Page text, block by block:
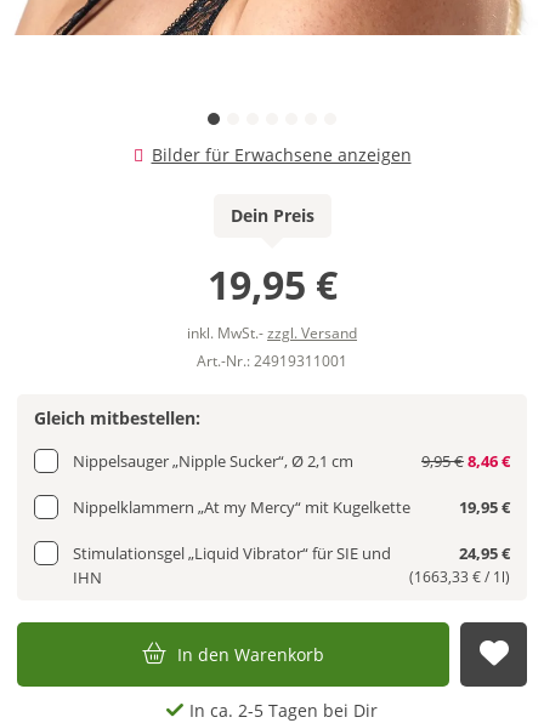
Bilder für Erwachsene anzeigen
Dein Preis
19,95 €
inkl. MwSt.-zzgl. Versand
Art.-Nr.: 24919311001
Gleich mitbestellen:
Nippelsauger „Nipple Sucker“, Ø 2,1 cm 9,95 €8,46 €
Nippelklammern „At my Mercy“ mit Kugelkette 19,95 €
Stimulationsgel „Liquid Vibrator“ für SIE und
IHN
24,95 €
(1663,33 € / 1l)
In den Warenkorb
In ca. 2-5 Tagen bei Dir